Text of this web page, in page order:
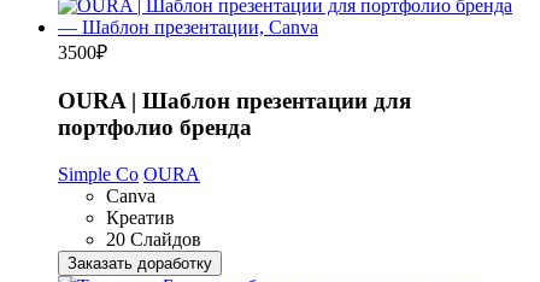
3500₽
OURA | Шаблон презентации для
портфолио бренда
Simple Co OURA
Canva
Креатив
20 Слайдов
Заказать доработку